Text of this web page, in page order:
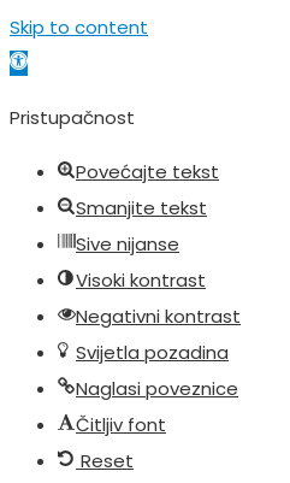
Skip to content
Open toolbar
Pristupačnost
Povećajte tekst
Smanjite tekst
Sive nijanse
Visoki kontrast
Negativni kontrast
Svijetla pozadina
Naglasi poveznice
Čitljiv font
Reset